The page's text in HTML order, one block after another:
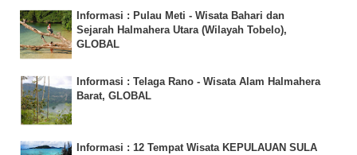
Informasi : Pulau Meti - Wisata Bahari dan
Sejarah Halmahera Utara (Wilayah Tobelo),
GLOBAL
Informasi : Telaga Rano - Wisata Alam Halmahera
Barat, GLOBAL
Informasi : 12 Tempat Wisata KEPULAUAN SULA